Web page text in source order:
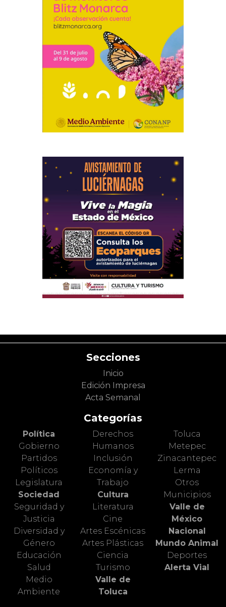
Secciones
Inicio
Edición Impresa
Acta Semanal
Categorías
Política
Gobierno
Partidos
Políticos
Legislatura
Sociedad
Seguridad y
Justicia
Diversidad y
Género
Educación
Salud
Medio
Ambiente
Derechos
Humanos
Inclusión
Economía y
Trabajo
Cultura
Literatura
Cine
Artes Escénicas
Artes Plásticas
Ciencia
Turismo
Valle de
Toluca
Toluca
Metepec
Zinacantepec
Lerma
Otros
Municipios
Valle de
México
Nacional
Mundo Animal
Deportes
Alerta Vial